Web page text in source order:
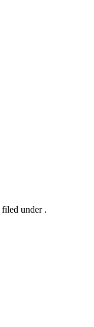
filed under .